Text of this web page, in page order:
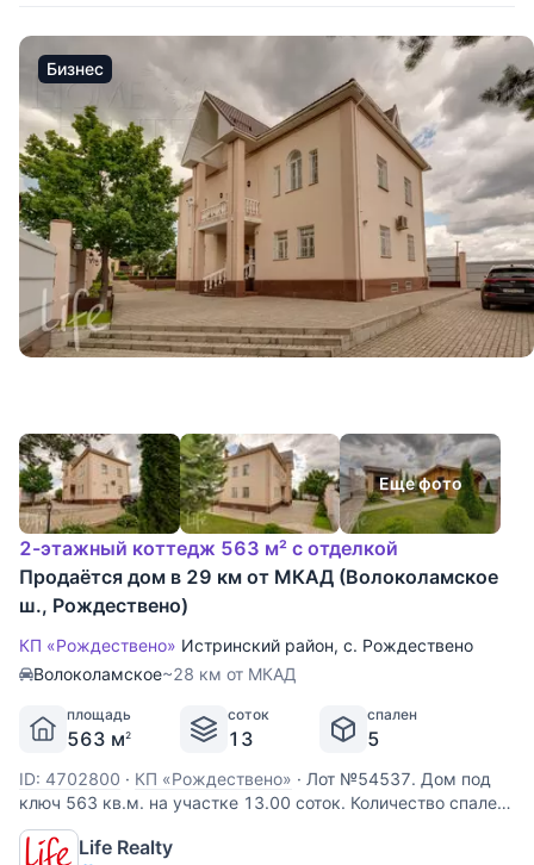
Бизнес
Еще фото
2-этажный коттедж 563 м² с отделкой
Продаётся дом в 29 км от МКАД (Волоколамское
ш., Рождествено)
КП «Рождествено» Истринский район, с. Рождествено
Волоколамское~28 км от МКАД
площадь
563 м2
соток
13
спален
5
ID: 4702800 · КП «Рождествено» · Лот №54537. Дом под
ключ 563 кв.м. на участке 13.00 соток. Количество спален:
5. Рождествено, Волоколамское шоссе, 29 км от МКАД.
Участок правильной прямоугольной формы, сделан
Life Realty